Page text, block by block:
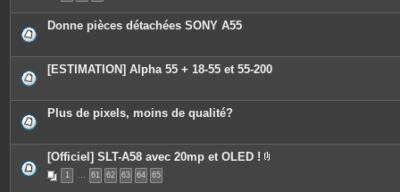
Donne pièces détachées SONY A55
[ESTIMATION] Alpha 55 + 18-55 et 55-200
Plus de pixels, moins de qualité?
[Officiel] SLT-A58 avec 20mp et OLED !
1 … 61 62 63 64 65